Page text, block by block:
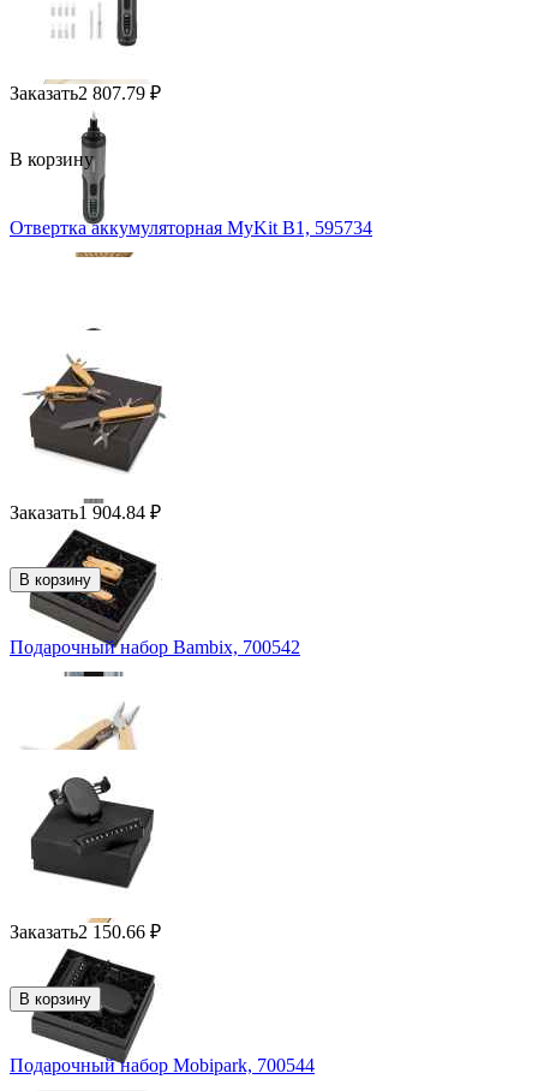
Заказать2 807.79 ₽
В корзину
Отвертка аккумуляторная MyKit B1, 595734
Заказать1 904.84 ₽
В корзину
Подарочный набор Bambix, 700542
Заказать2 150.66 ₽
В корзину
Подарочный набор Mobipark, 700544